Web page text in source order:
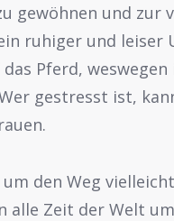
gewöhnen und zur
ruhiger und leiser
Pferd,
gestresst ist,
den Weg
alle Zeit der Welt